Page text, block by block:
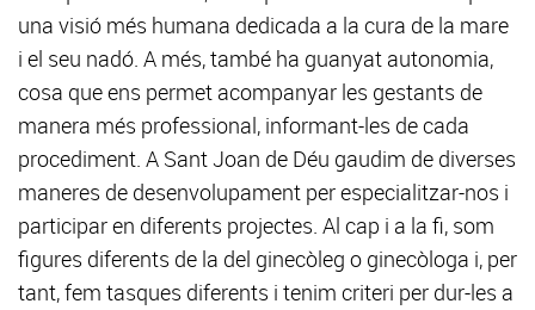
una visió més humana dedicada a la cura de la mare
i el seu nadó. A més, també ha guanyat autonomia,
cosa que ens permet acompanyar les gestants de
manera més professional, informant-les de cada
procediment. A Sant Joan de Déu gaudim de diverses
maneres de desenvolupament per especialitzar-nos i
participar en diferents projectes. Al cap i a la fi, som
figures diferents de la del ginecòleg o ginecòloga i, per
tant, fem tasques diferents i tenim criteri per dur-les a